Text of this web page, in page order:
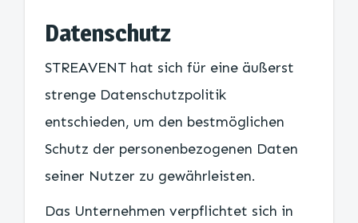
Datenschutz
STREAVENT hat sich für eine äußerst
strenge Datenschutzpolitik
entschieden, um den bestmöglichen
Schutz der personenbezogenen Daten
seiner Nutzer zu gewährleisten.
Das Unternehmen verpflichtet sich in